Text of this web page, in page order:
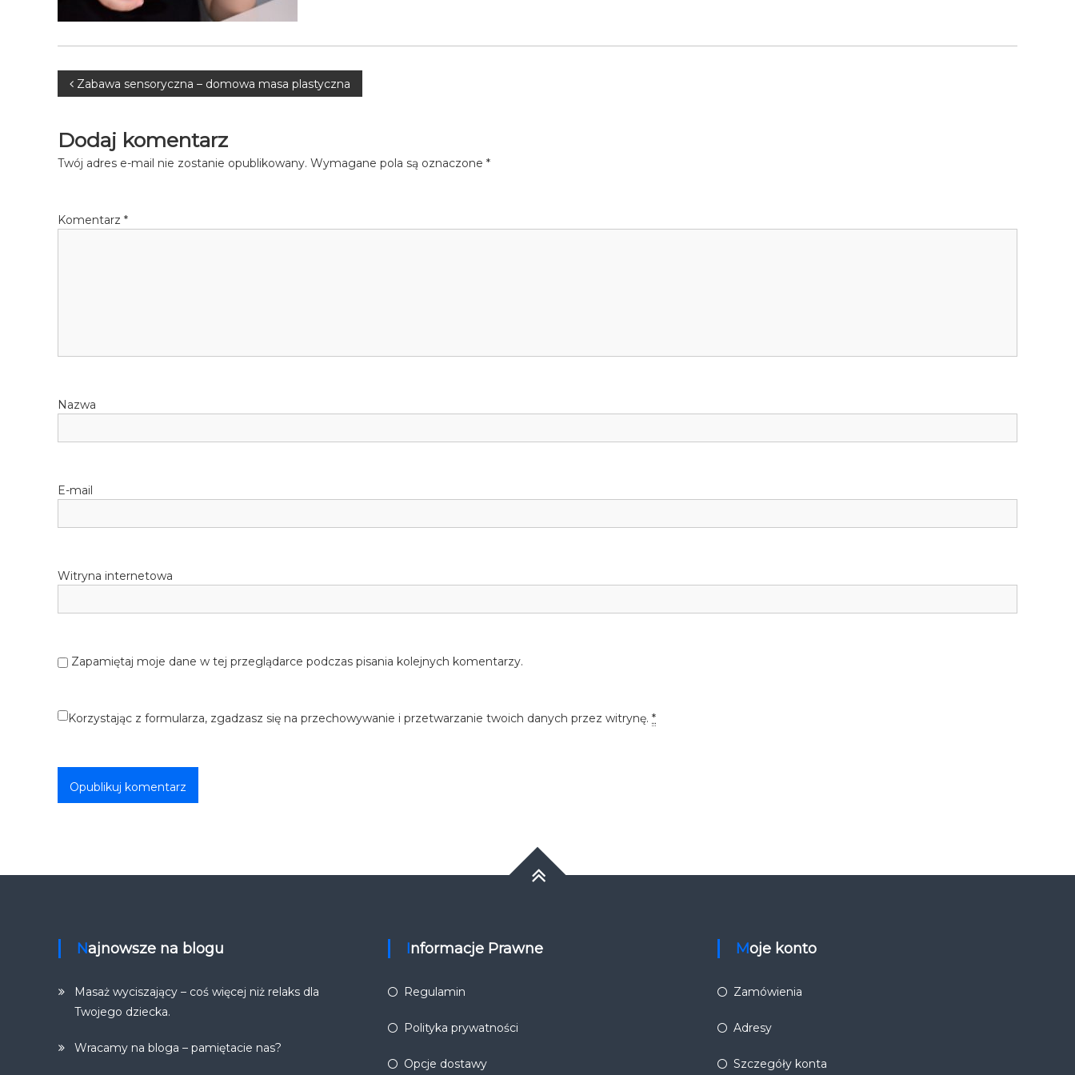
Nawigacja
Zabawa sensoryczna – domowa masa plastyczna
Dodaj komentarz
Twój adres e-mail nie zostanie opublikowany. Wymagane pola są oznaczone *
Komentarz *
Nazwa
E-mail
Witryna internetowa
Zapamiętaj moje dane w tej przeglądarce podczas pisania kolejnych komentarzy.
Korzystając z formularza, zgadzasz się na przechowywanie i przetwarzanie twoich danych przez witrynę. *
Najnowsze na blogu
Masaż wyciszający – coś więcej niż relaks dla
Twojego dziecka.
Wracamy na bloga – pamiętacie nas?
Informacje Prawne
Regulamin
Polityka prywatności
Opcje dostawy
Moje konto
Zamówienia
Adresy
Szczegóły konta